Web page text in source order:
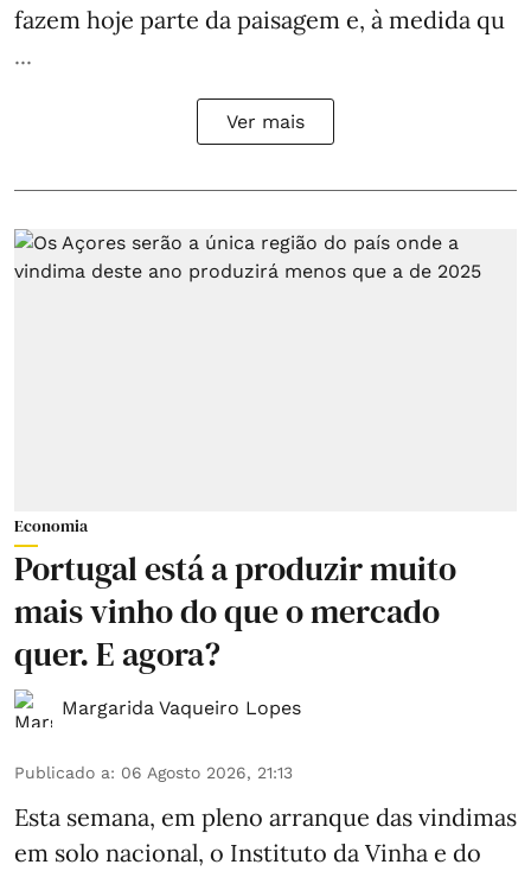
fazem hoje parte da paisagem e, à medida qu
...
Ver mais
Economia
Portugal está a produzir muito
mais vinho do que o mercado
quer. E agora?
Margarida Vaqueiro Lopes
Publicado a: 06 Agosto 2026, 21:13
Esta semana, em pleno arranque das vindimas
em solo nacional, o Instituto da Vinha e do